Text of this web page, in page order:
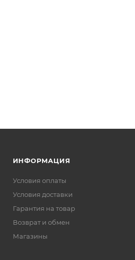
ИНФОРМАЦИЯ
Условия оплаты
Условия доставки
Гарантия на товар
Возврат и обмен
Магазины